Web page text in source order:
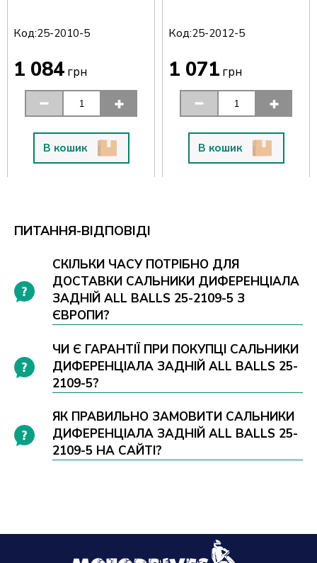
Код:25-2010-5
1 084 грн
В кошик
Код:25-2012-5
1 071 грн
В кошик
ПИТАННЯ-ВІДПОВІДІ
СКІЛЬКИ ЧАСУ ПОТРІБНО ДЛЯ
ДОСТАВКИ САЛЬНИКИ ДИФЕРЕНЦІАЛА
ЗАДНІЙ ALL BALLS 25-2109-5 З
ЄВРОПИ?
ЧИ Є ГАРАНТІЇ ПРИ ПОКУПЦІ САЛЬНИКИ
ДИФЕРЕНЦІАЛА ЗАДНІЙ ALL BALLS 25-
2109-5?
ЯК ПРАВИЛЬНО ЗАМОВИТИ САЛЬНИКИ
ДИФЕРЕНЦІАЛА ЗАДНІЙ ALL BALLS 25-
2109-5 НА САЙТІ?